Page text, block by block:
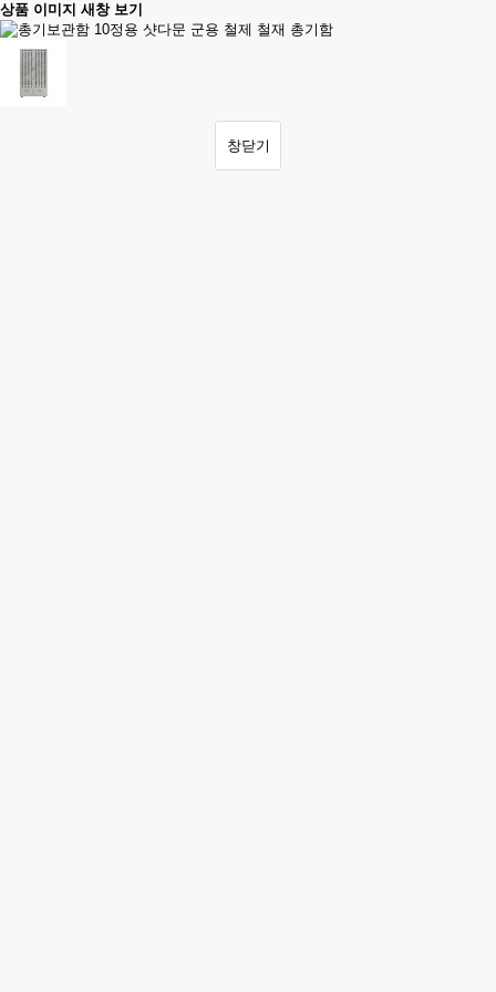
상품 이미지 새창 보기
창닫기